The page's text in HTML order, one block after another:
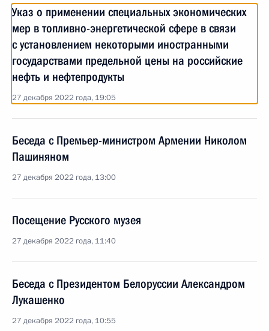
Указ о применении специальных экономических
мер в топливно-энергетической сфере в связи
с установлением некоторыми иностранными
государствами предельной цены на российские
нефть и нефтепродукты
27 декабря 2022 года, 19:05
Беседа с Премьер-министром Армении Николом
Пашиняном
27 декабря 2022 года, 13:00
Посещение Русского музея
27 декабря 2022 года, 11:40
Беседа с Президентом Белоруссии Александром
Лукашенко
27 декабря 2022 года, 10:55